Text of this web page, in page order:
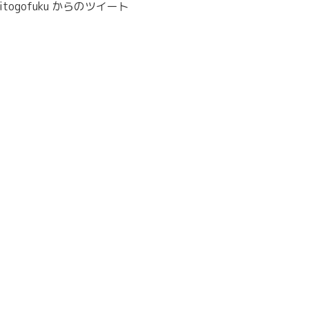
からのツイート